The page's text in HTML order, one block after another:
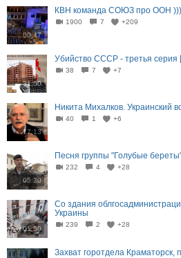
00:47
КВН команда СОЮЗ про ООН )))
1900 7 +209
31:50
Убийство СССР - третья серия
38 7 +7
17:13
Никита Михалков. Украинский
40 1 +6
05:30
Песня группы "Голубые
232 4 +28
01:50
Со здания
Украины
239 2 +28
Захват горотдела Краматорск,